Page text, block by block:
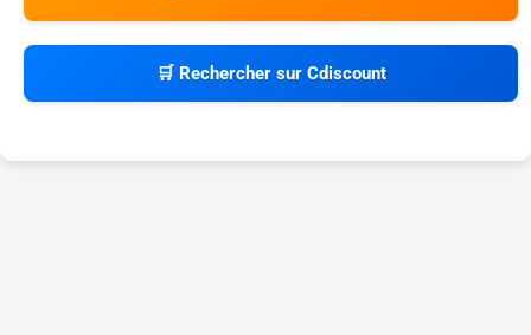
🛒 Rechercher sur Cdiscount